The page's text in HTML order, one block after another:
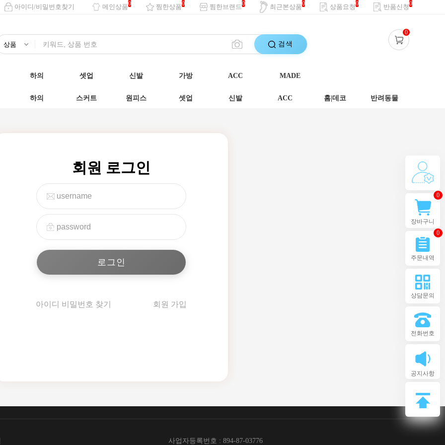
아이디/비밀번호찾기 메인상품0 찜한상품0 찜한브랜드0 최근본상품0 상품요청0 반품신청0
검색
0
하의 셋업 신발 가방 ACC MADE
하의 스커트 원피스 셋업 신발 ACC 홈|데코 반려동물
회원 로그인
아이디 비밀번호 찾기 회원 가입
사업자등록번호 : 894-87-03776
장바구니
0
주문내역
0
상담문의
전화번호
공지사항